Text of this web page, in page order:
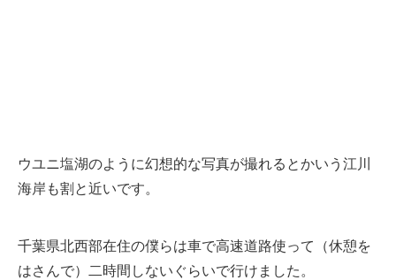
ウユニ塩湖のように幻想的な写真が撮れるとかいう江川
海岸も割と近いです。
千葉県北西部在住の僕らは車で高速道路使って（休憩を
はさんで）二時間しないぐらいで行けました。